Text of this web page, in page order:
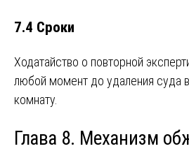
7.4 Сроки
Ходатайство о повторной
любой момент до удаления суда
комнату.
Глава 8. Механизм